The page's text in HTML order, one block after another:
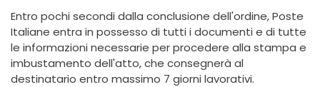
Entro pochi secondi dalla conclusione dell'ordine, Poste
Italiane entra in possesso di tutti i documenti e di tutte
le informazioni necessarie per procedere alla stampa e
imbustamento dell'atto, che consegnerà al
destinatario entro massimo 7 giorni lavorativi.